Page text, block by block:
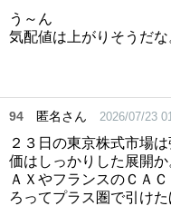
う～ん
気配値は上がりそうだな
94 匿名さん 2026/07/23
２３日の東京株式市場
価はしっかりした展開
ＡＸやフランスのＣＡ
ろってプラス圏で引け